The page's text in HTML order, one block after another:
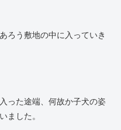
ろう敷地の中に入っていき
った途端、何故か子犬の姿
ました。